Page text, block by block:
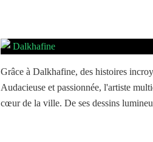
Grâce à Dalkhafine, des histoires
Audacieuse et passionnée, l'artiste
cœur de la ville. De ses dessins